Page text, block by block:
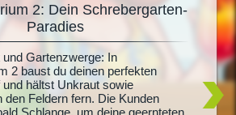
2: Dein Schrebergarten-
Paradies
Gartenzwerge: In
2 baust du deinen perfekten
und hältst Unkraut sowie
den Feldern fern. Die Kunden
Schlange, um deine geernteten
Du
dich
und